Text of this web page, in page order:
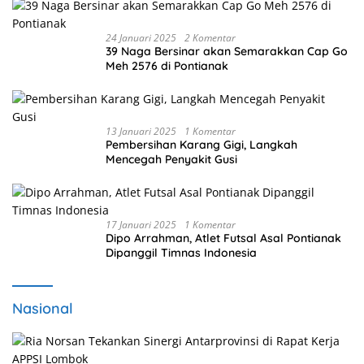
24 Januari 2025 2 Komentar
39 Naga Bersinar akan Semarakkan Cap Go
Meh 2576 di Pontianak
13 Januari 2025 1 Komentar
Pembersihan Karang Gigi, Langkah
Mencegah Penyakit Gusi
17 Januari 2025 1 Komentar
Dipo Arrahman, Atlet Futsal Asal Pontianak
Dipanggil Timnas Indonesia
Nasional